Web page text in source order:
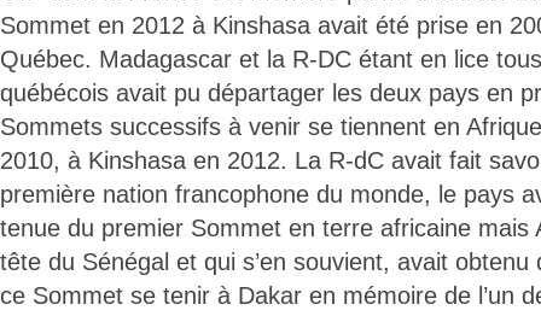
Sommet en 2012 à Kinshasa avait été prise en
Québec. Madagascar et la R-DC étant en lice
québécois avait pu départager les deux pays en
Sommets successifs à venir se tiennent en
2010, à Kinshasa en 2012. La R-dC avait fait
première nation francophone du monde, le pays
tenue du premier Sommet en terre africaine mais
tête du Sénégal et qui s’en souvient, avait
ce Sommet se tenir à Dakar en mémoire de l’un